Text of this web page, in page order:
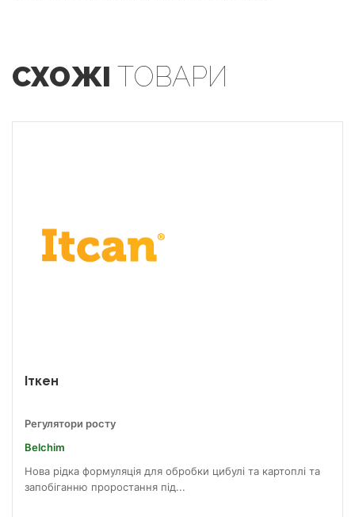
СХОЖІ ТОВАРИ
Іткен
Регулятори росту
Belchim
Нова рідка формуляція для обробки цибулі та картоплі та
запобіганню проростання під...